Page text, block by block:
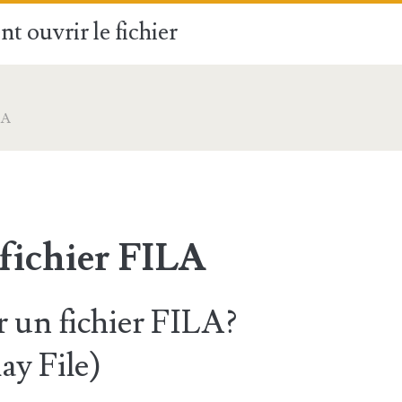
ouvrir le fichier
FILA
un fichier FILA?
File)